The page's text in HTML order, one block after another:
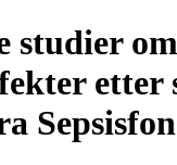
studier om
etter